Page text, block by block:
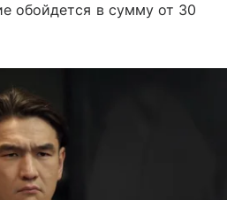
обойдется в сумму от 30